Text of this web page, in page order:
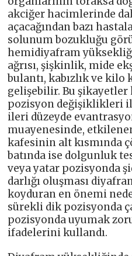
akciğer hacimlerinde
açacağından bazı
solunum bozukluğu
hemidiyafram
ağrısı, şişkinlik, mide
bulantı, kabızlık ve
gelişebilir. Bu
pozisyon değişiklikleri
ileri düzeyde
muayenesinde,
kafesinin alt kısmında
batında ise dolgunluk
veya yatar pozisyonda
darlığı oluşması
koyduran en önemi
sürekli dik pozisyonda
pozisyonda uyumak
ifadelerini kullandı.